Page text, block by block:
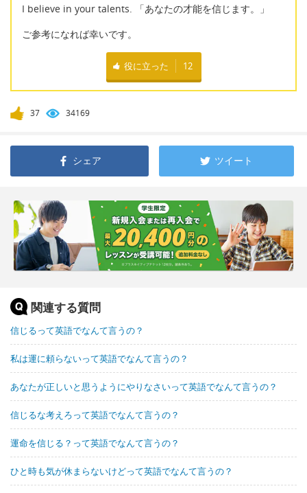
I believe in your talents. 「あなたの才能を信じます。」
ご参考になれば幸いです。
役に立った 12
37 34169
シェア ツイート
関連する質問
信じるって英語でなんて言うの？
私は運に頼らないって英語でなんて言うの？
あなたが正しいと思うようにやりなさいって英語でなんて言うの？
信じるな考えろって英語でなんて言うの？
運命を信じる？って英語でなんて言うの？
ひと時も気が休まらないけどって英語でなんて言うの？